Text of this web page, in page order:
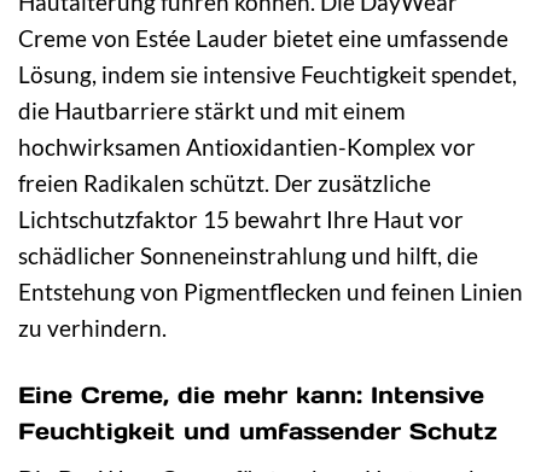
Creme von Estée Lauder bietet eine umfassende
Lösung, indem sie intensive Feuchtigkeit spendet,
die Hautbarriere stärkt und mit einem
hochwirksamen Antioxidantien-Komplex vor
freien Radikalen schützt. Der zusätzliche
Lichtschutzfaktor 15 bewahrt Ihre Haut vor
schädlicher Sonneneinstrahlung und hilft, die
Entstehung von Pigmentflecken und feinen Linien
zu verhindern.
Eine Creme, die mehr kann: Intensive
Feuchtigkeit und umfassender Schutz